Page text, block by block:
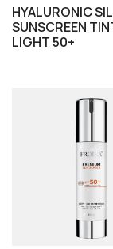
HYALURONIC
SUNSCREEN
LIGHT 50+